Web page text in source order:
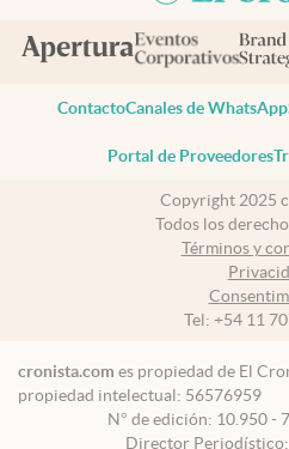
ContactoCanales de WhatsApp
Portal de Proveedores
Copyright 2025
Todos los
Términos y
Tel: +54 11
cronista.com es propiedad de El
propiedad intelectual: 56576959
N° de edición: 10.950 -
Director